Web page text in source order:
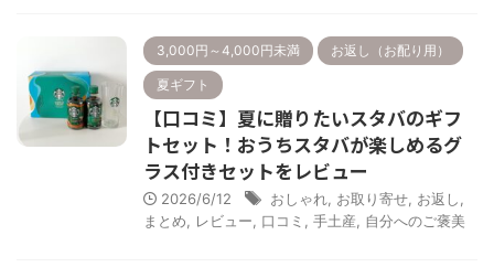
3,000円～4,000円未満 お返し（お配り用）
夏ギフト
【口コミ】夏に贈りたいスタバのギフ
トセット！おうちスタバが楽しめるグ
ラス付きセットをレビュー
2026/6/12 おしゃれ お取り寄せ お返し
まとめ
レビュー 口コミ 手土産 自分へのご褒美